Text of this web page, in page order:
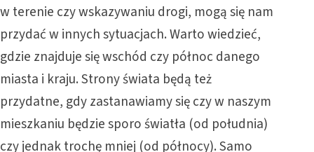
w terenie czy wskazywaniu drogi, mogą się nam
przydać w innych sytuacjach. Warto wiedzieć,
gdzie znajduje się wschód czy północ danego
miasta i kraju. Strony świata będą też
przydatne, gdy zastanawiamy się czy w naszym
mieszkaniu będzie sporo światła (od południa)
czy jednak trochę mniej (od północy). Samo